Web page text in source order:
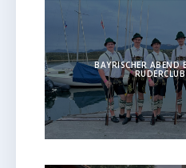
BAYRISCHER ABEND